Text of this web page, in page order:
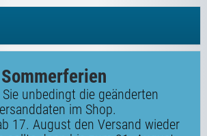
Sommerferien
unbedingt die geänderten
im Shop.
17. August den Versand wieder